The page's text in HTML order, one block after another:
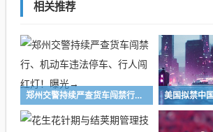
相关推荐
郑州交警持续严查货车闯禁行、机动车违法停车、行人闯红灯！曝光→